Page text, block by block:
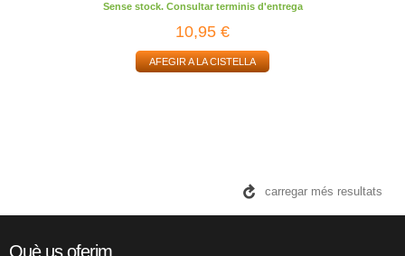
Sense stock. Consultar terminis d'entrega
10,95 €
AFEGIR A LA CISTELLA